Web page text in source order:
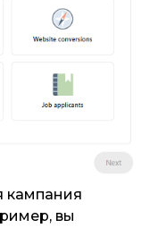
кампания
вы